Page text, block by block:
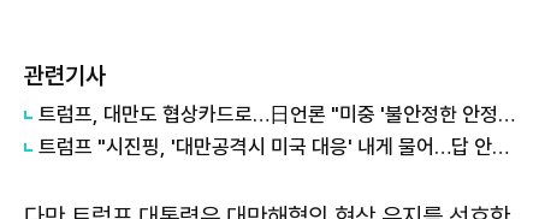
관련기사
트럼프, 대만도 협상카드로…日언론 "미중 '불안정한 안정' 시작"
트럼프 "시진핑, '대만공격시 미국 대응' 내게 물어…답 안했다"